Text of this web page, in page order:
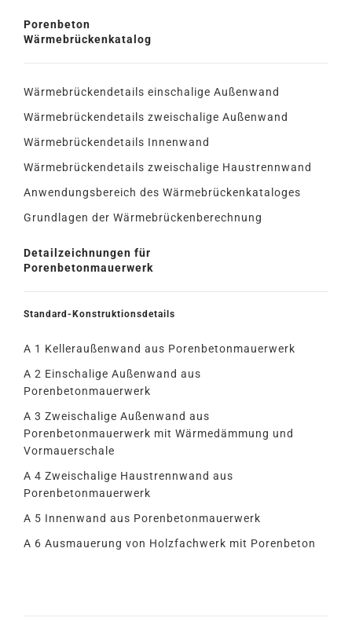
Porenbeton
Wärmebrückenkatalog
Wärmebrückendetails einschalige Außenwand
Wärmebrückendetails zweischalige Außenwand
Wärmebrückendetails Innenwand
Wärmebrückendetails zweischalige Haustrennwand
Anwendungsbereich des Wärmebrückenkataloges
Grundlagen der Wärmebrückenberechnung
Detailzeichnungen für
Porenbetonmauerwerk
Standard-Konstruktionsdetails
A 1 Kelleraußenwand aus Porenbetonmauerwerk
A 2 Einschalige Außenwand aus
Porenbetonmauerwerk
A 3 Zweischalige Außenwand aus
Porenbetonmauerwerk mit Wärmedämmung und
Vormauerschale
A 4 Zweischalige Haustrennwand aus
Porenbetonmauerwerk
A 5 Innenwand aus Porenbetonmauerwerk
A 6 Ausmauerung von Holzfachwerk mit Porenbeton